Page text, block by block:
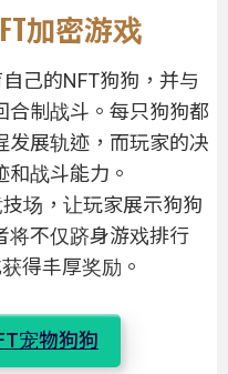
加密游戏
己的NFT狗狗，并与
合制战斗。每只狗狗都
发展轨迹，而玩家的决
战斗能力。
场，让玩家展示狗狗
将不仅跻身游戏排行
得丰厚奖励。
宠物狗狗